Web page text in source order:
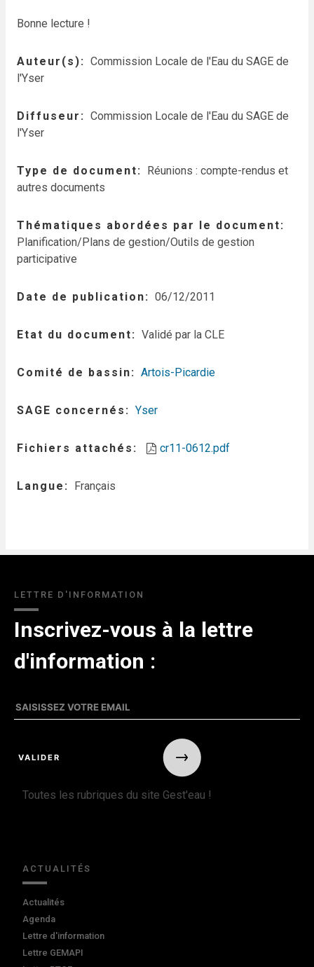
Bonne lecture !
Auteur(s)
Commission Locale de l'Eau du SAGE de
l'Yser
Diffuseur
Commission Locale de l'Eau du SAGE de
l'Yser
Type de document
Réunions : compte-rendus et
autres documents
Thématiques abordées par le document
Planification/Plans de gestion/Outils de gestion
participative
Date de publication 06/12/2011
Etat du document Validé par la CLE
Comité de bassin Artois-Picardie
SAGE concernés Yser
Fichiers attachés cr11-0612.pdf
Langue Français
LETTRE D'INFORMATION
Inscrivez-vous à la lettre
d'information :
Toutes les rubriques du site Gest'eau !
ACTUALITÉS
Actualités
Agenda
Lettre d'information
Lettre GEMAPI